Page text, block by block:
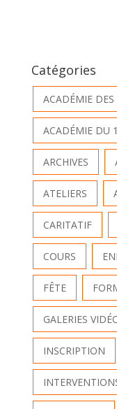
Catégories
ACADÉMIE DES
ACADÉMIE DU
ARCHIVES
ATELIERS
CARITATIF
COURS
FÊTE
GALERIES
INSCRIPTION